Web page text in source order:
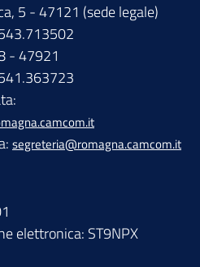
5 - 47121 (sede legale)
- 47921
segreteria@romagna.camcom.it
elettronica: ST9NPX